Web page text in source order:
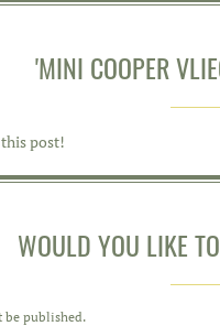
'MINI COOPER
post!
WOULD YOU LIKE
be published.